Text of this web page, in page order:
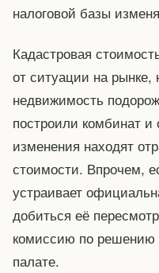
налоговой базы
Кадастровая
от ситуации на
недвижимость
построили комбинат
изменения находят
стоимости. Впрочем,
устраивает
добиться её
комиссию по решению
палате.